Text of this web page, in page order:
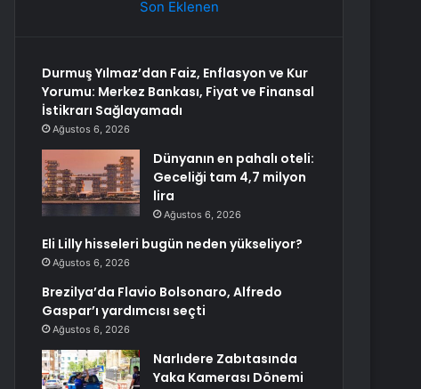
Son Eklenen
Durmuş Yılmaz’dan Faiz, Enflasyon ve Kur
Yorumu: Merkez Bankası, Fiyat ve Finansal
İstikrarı Sağlayamadı
Ağustos 6, 2026
Dünyanın en pahalı oteli:
Geceliği tam 4,7 milyon
lira
Ağustos 6, 2026
Eli Lilly hisseleri bugün neden yükseliyor?
Ağustos 6, 2026
Brezilya’da Flavio Bolsonaro, Alfredo
Gaspar’ı yardımcısı seçti
Ağustos 6, 2026
Narlıdere Zabıtasında
Yaka Kamerası Dönemi